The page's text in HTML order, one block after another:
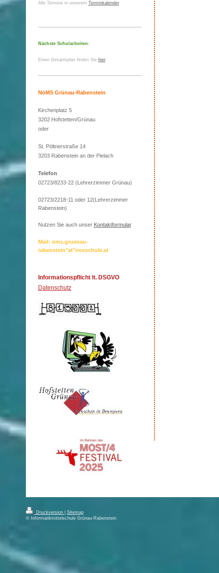
Alle Termine in unserem Terminkalender
Nächste Schularbeiten:
Einen Gesamtplan finden Sie hier
NöMS Grünau-Rabenstein
Kirchenplatz 5
3202 Hofstetten/Grünau
oder
St. Pöltnerstraße 14
3203 Rabenstein an der Pielach
Telefon
02723/8233-22 (Lehrerzimmer Grünau)
02723/2218-11 oder 12(Lehrerzimmer
Rabenstein)
Nutzen Sie auch unser Kontaktformular.
Mail: nms.gruenau-
rabenstein"at"noeschule.at
Informationspflicht lt. DSGVO
Datenschutz
Druckversion
Sitemap
© Informatikmittelschule Grünau-Rabenstein